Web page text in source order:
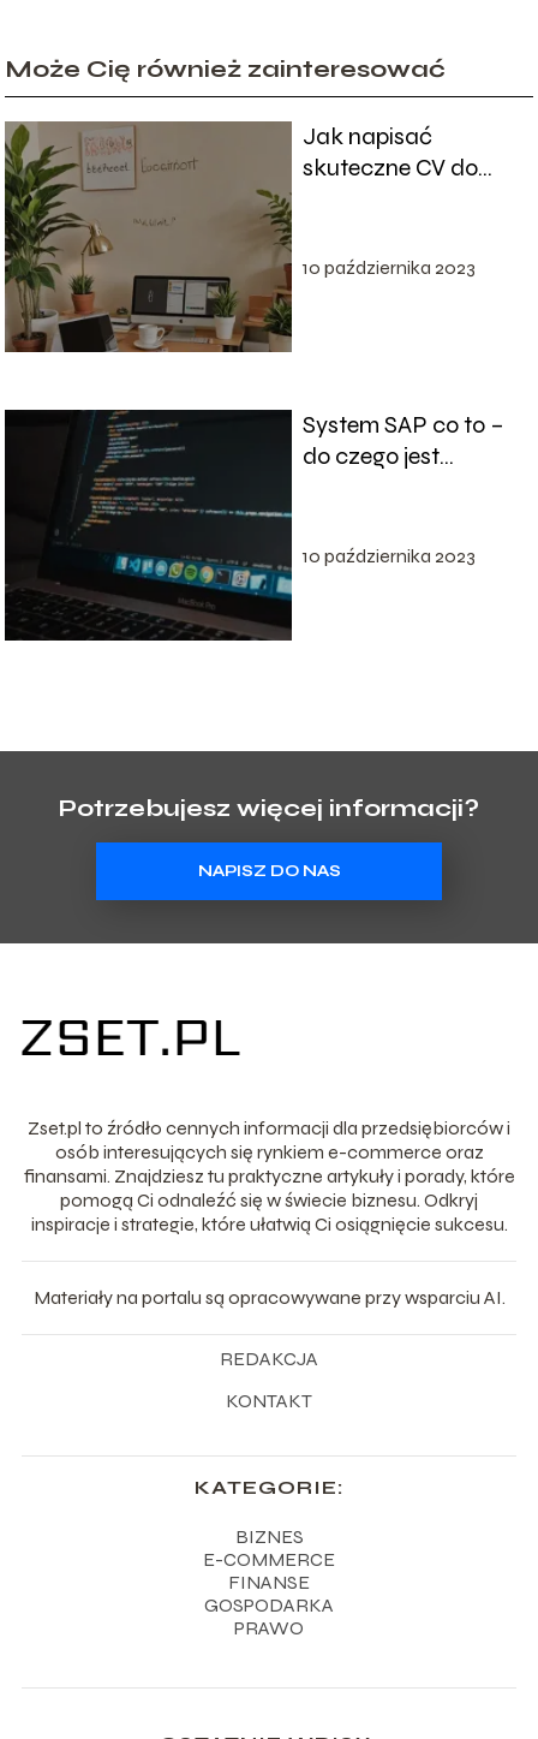
Może Cię również zainteresować
Jak napisać
skuteczne CV do
10 października 2023
System SAP co to –
do czego jest
10 października 2023
Potrzebujesz więcej informacji?
NAPISZ DO NAS
Zset.pl to źródło cennych informacji dla przedsiębiorców i
osób interesujących się rynkiem e-commerce oraz
finansami. Znajdziesz tu praktyczne artykuły i porady, które
pomogą Ci odnaleźć się w świecie biznesu. Odkryj
inspiracje i strategie, które ułatwią Ci osiągnięcie sukcesu.
Materiały na portalu są opracowywane przy wsparciu AI.
REDAKCJA
KONTAKT
KATEGORIE:
BIZNES
E-COMMERCE
FINANSE
GOSPODARKA
PRAWO